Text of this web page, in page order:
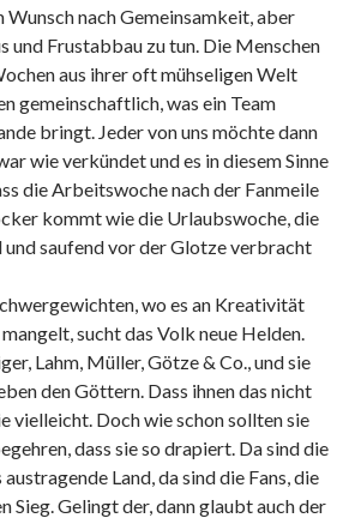
nach Gemeinsamkeit, aber
und Frustabbau zu tun. Die Menschen
aus ihrer oft mühseligen Welt
gemeinschaftlich, was ein Team
bringt. Jeder von uns möchte dann
wie verkündet und es in diesem Sinne
die Arbeitswoche nach der Fanmeile
kommt wie die Urlaubswoche, die
und saufend vor der Glotze verbracht
wo es an Kreativität
sucht das Volk neue Helden.
Lahm, Müller, Götze & Co., und sie
den Göttern. Dass ihnen das nicht
vielleicht. Doch wie schon sollten sie
dass sie so drapiert. Da sind die
Land, da sind die Fans, die
Sieg. Gelingt der, dann glaubt auch der